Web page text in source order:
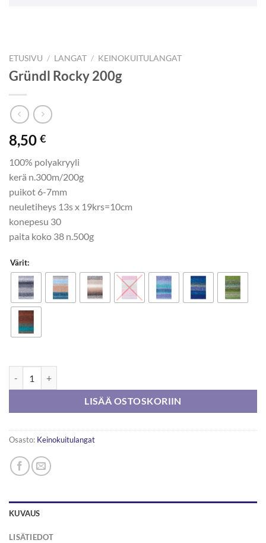
ETUSIVU / LANGAT / KEINOKUITULANGAT
Gründl Rocky 200g
8,50 €
100% polyakryyli
kerä n.300m/200g
puikot 6-7mm
neuletiheys 13s x 19krs=10cm
konepesu 30
paita koko 38 n.500g
Värit:
LISÄÄ OSTOSKORIIN
Osasto: Keinokuitulangat
KUVAUS
LISÄTIEDOT